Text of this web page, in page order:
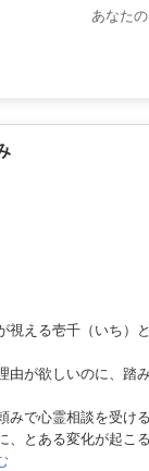
あなた
視える壱千（いち）
由が欲しいのに、踏
で心霊相談を受ける
、とある変化が起こる